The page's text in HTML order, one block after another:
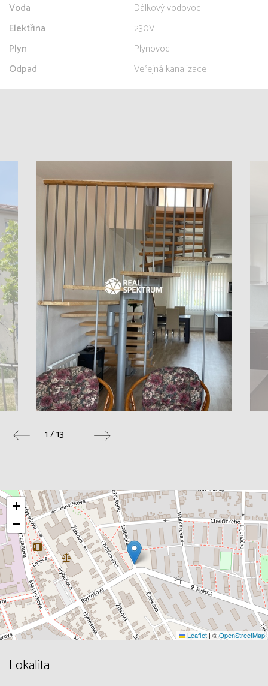
Voda
Dálkový vodovod
Elektřina
230V
Plyn
Plynovod
Odpad
Veřejná kanalizace
1 / 13
+
−
Leaflet | ©OpenStreetMap
Lokalita